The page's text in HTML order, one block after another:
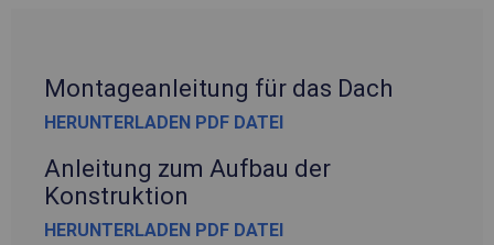
Montageanleitung für das Dach
HERUNTERLADEN PDF DATEI
Anleitung zum Aufbau der
Konstruktion
HERUNTERLADEN PDF DATEI